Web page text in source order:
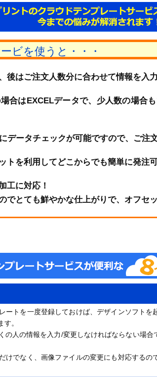
ビを使うと・・・
後はご注文人数分に合わせて情報を入
合はEXCELデータで、少人数の場合
データチェックが可能ですので、ご注
トを利用してどこからでも簡単に発注可
工に対応！
でとても鮮やかな仕上がりで、オフセ
ートを一度登録しておけば、デザインソフト
。
の人の情報を入力/変更しなければならない場
けでなく、画像ファイルの変更にも対応する